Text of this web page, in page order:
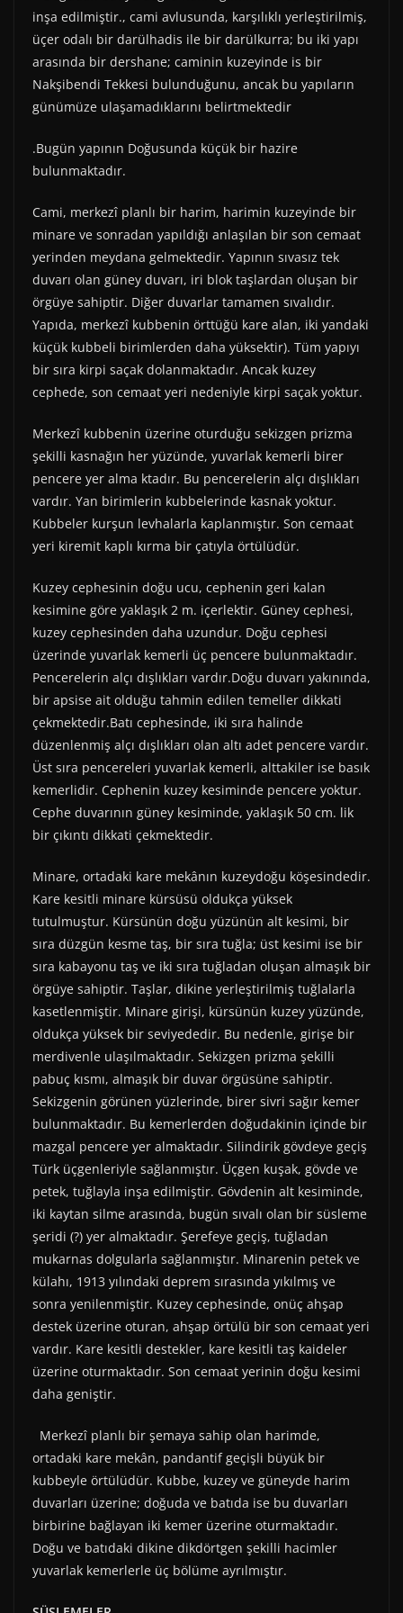
inşa edilmiştir., cami avlusunda, karşılıklı yerleştirilmiş,
üçer odalı bir darülhadis ile bir darülkurra; bu iki yapı
arasında bir dershane; caminin kuzeyinde is bir
Nakşibendi Tekkesi bulunduğunu, ancak bu yapıların
günümüze ulaşamadıklarını belirtmektedir
.Bugün yapının Doğusunda küçük bir hazire
bulunmaktadır.
Cami, merkezî planlı bir harim, harimin kuzeyinde bir
minare ve sonradan yapıldığı anlaşılan bir son cemaat
yerinden meydana gelmektedir. Yapının sıvasız tek
duvarı olan güney duvarı, iri blok taşlardan oluşan bir
örgüye sahiptir. Diğer duvarlar tamamen sıvalıdır.
Yapıda, merkezî kubbenin örttüğü kare alan, iki yandaki
küçük kubbeli birimlerden daha yüksektir). Tüm yapıyı
bir sıra kirpi saçak dolanmaktadır. Ancak kuzey
cephede, son cemaat yeri nedeniyle kirpi saçak yoktur.
Merkezî kubbenin üzerine oturduğu sekizgen prizma
şekilli kasnağın her yüzünde, yuvarlak kemerli birer
pencere yer alma ktadır. Bu pencerelerin alçı dışlıkları
vardır. Yan birimlerin kubbelerinde kasnak yoktur.
Kubbeler kurşun levhalarla kaplanmıştır. Son cemaat
yeri kiremit kaplı kırma bir çatıyla örtülüdür.
Kuzey cephesinin doğu ucu, cephenin geri kalan
kesimine göre yaklaşık 2 m. içerlektir. Güney cephesi,
kuzey cephesinden daha uzundur. Doğu cephesi
üzerinde yuvarlak kemerli üç pencere bulunmaktadır.
Pencerelerin alçı dışlıkları vardır.Doğu duvarı yakınında,
bir apsise ait olduğu tahmin edilen temeller dikkati
çekmektedir.Batı cephesinde, iki sıra halinde
düzenlenmiş alçı dışlıkları olan altı adet pencere vardır.
Üst sıra pencereleri yuvarlak kemerli, alttakiler ise basık
kemerlidir. Cephenin kuzey kesiminde pencere yoktur.
Cephe duvarının güney kesiminde, yaklaşık 50 cm. lik
bir çıkıntı dikkati çekmektedir.
Minare, ortadaki kare mekânın kuzeydoğu köşesindedir.
Kare kesitli minare kürsüsü oldukça yüksek
tutulmuştur. Kürsünün doğu yüzünün alt kesimi, bir
sıra düzgün kesme taş, bir sıra tuğla; üst kesimi ise bir
sıra kabayonu taş ve iki sıra tuğladan oluşan almaşık bir
örgüye sahiptir. Taşlar, dikine yerleştirilmiş tuğlalarla
kasetlenmiştir. Minare girişi, kürsünün kuzey yüzünde,
oldukça yüksek bir seviyededir. Bu nedenle, girişe bir
merdivenle ulaşılmaktadır. Sekizgen prizma şekilli
pabuç kısmı, almaşık bir duvar örgüsüne sahiptir.
Sekizgenin görünen yüzlerinde, birer sivri sağır kemer
bulunmaktadır. Bu kemerlerden doğudakinin içinde bir
mazgal pencere yer almaktadır. Silindirik gövdeye geçiş
Türk üçgenleriyle sağlanmıştır. Üçgen kuşak, gövde ve
petek, tuğlayla inşa edilmiştir. Gövdenin alt kesiminde,
iki kaytan silme arasında, bugün sıvalı olan bir süsleme
şeridi (?) yer almaktadır. Şerefeye geçiş, tuğladan
mukarnas dolgularla sağlanmıştır. Minarenin petek ve
külahı, 1913 yılındaki deprem sırasında yıkılmış ve
sonra yenilenmiştir. Kuzey cephesinde, onüç ahşap
destek üzerine oturan, ahşap örtülü bir son cemaat yeri
vardır. Kare kesitli destekler, kare kesitli taş kaideler
üzerine oturmaktadır. Son cemaat yerinin doğu kesimi
daha geniştir.
Merkezî planlı bir şemaya sahip olan harimde,
ortadaki kare mekân, pandantif geçişli büyük bir
kubbeyle örtülüdür. Kubbe, kuzey ve güneyde harim
duvarları üzerine; doğuda ve batıda ise bu duvarları
birbirine bağlayan iki kemer üzerine oturmaktadır.
Doğu ve batıdaki dikine dikdörtgen şekilli hacimler
yuvarlak kemerlerle üç bölüme ayrılmıştır.